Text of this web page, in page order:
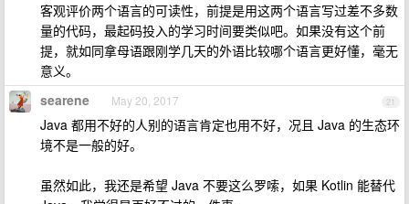
客观评价两个语言的可读性，前提是用这两个语言写过差不多数
量的代码，最起码投入的学习时间要类似吧。如果没有这个前
提，就如同拿母语跟刚学几天的外语比较哪个语言更好懂，毫无
意义。
21
searene May 20, 2017
Java 都用不好的人别的语言肯定也用不好，况且 Java 的生态环
境不是一般的好。
虽然如此，我还是希望 Java 不要这么罗嗦，如果 Kotlin 能替代